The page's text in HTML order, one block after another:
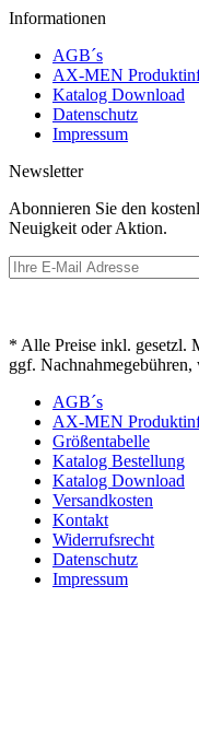
Informationen
AGB´s
AX-MEN
Katalog Download
Datenschutz
Impressum
Newsletter
Abonnieren Sie den
Neuigkeit oder Aktion.
* Alle Preise inkl. gesetzl.
ggf. Nachnahmegebühren,
AGB´s
AX-MEN
Größentabelle
Katalog Bestellung
Katalog Download
Versandkosten
Kontakt
Widerrufsrecht
Datenschutz
Impressum